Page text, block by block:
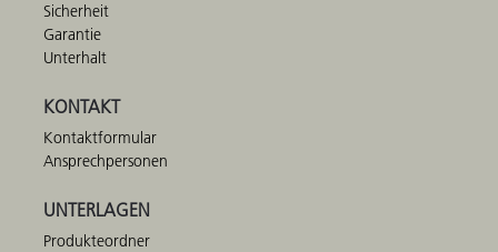
Sicherheit
Garantie
Unterhalt
KONTAKT
Kontaktformular
Ansprechpersonen
UNTERLAGEN
Produkteordner